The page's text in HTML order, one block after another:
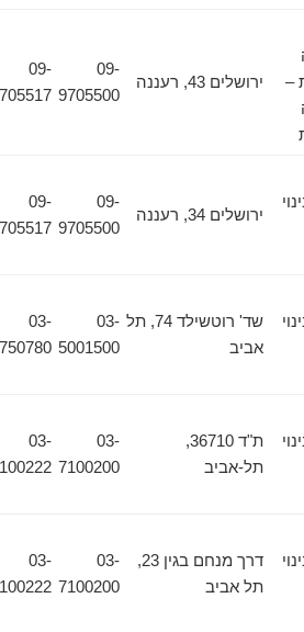
ירושלים 43, רעננה
9705500
9705517
ירושלים 34, רעננה
9705500
9705517
שד' רוטשילד 74, תל
אביב
03-
5001500
5750780
ת"ד 36710,
תל-אביב
7100200
7100222
דרך מנחם בגין 23,
תל אביב
03-
7100200
7100222